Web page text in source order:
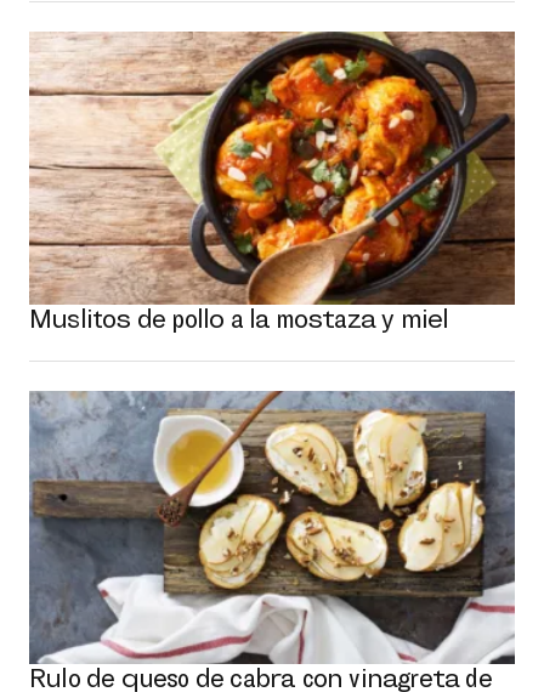
Muslitos de pollo a la mostaza y miel
Rulo de queso de cabra con vinagreta de